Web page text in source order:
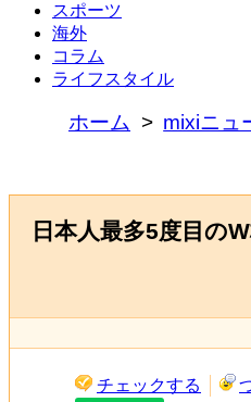
スポーツ
海外
コラム
ライフスタイル
ホーム mixiニュ
日本人最多5度目の
チェックする